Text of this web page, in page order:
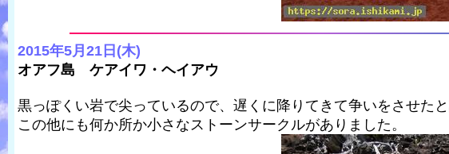
2015年5月21日(木)
オアフ島 ケアイワ・ヘイアウ
黒っぽくい岩で尖っているので、遅くに降りてきて争いをさせた
この他にも何か所か小さなストーンサークルがありました。